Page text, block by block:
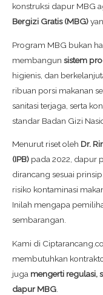
konstruksi dapur MBG
Bergizi Gratis (MBG)
Program MBG bukan
membangun sistem
higienis, dan
ribuan porsi makanan
sanitasi terjaga, serta
standar Badan Gizi
Menurut riset oleh Dr.
(IPB) pada 2022, dapur
dirancang sesuai
risiko kontaminasi
Inilah mengapa
sembarangan.
Kami di
membutuhkan
juga mengerti regulasi,
dapur MBG